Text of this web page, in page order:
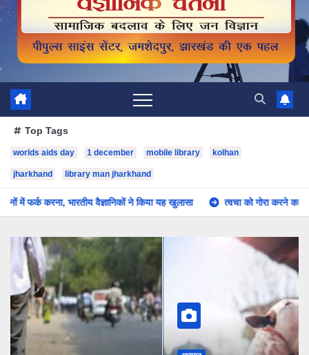
Top Tags
worlds aids day 1 december mobile library kolhan
jharkhand library man jharkhand
ने किया यह खुलासा त्वचा को गोरा करने का दावा करने वाली जहरीली